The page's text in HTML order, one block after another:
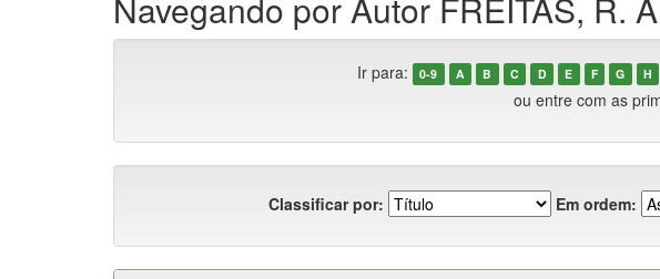
Ir para: 0-9 A B C D E F G H
ou entre com as
Classificar por: Em ordem: